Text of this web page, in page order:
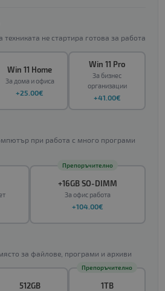
техниката не стартира готова за работа
Win 11 Home
За дома и офиса
+25.00€
Win 11 Pro
За бизнес
организации
+41.00€
при работа с много програми
+16GB SO-DIMM
За офис работа
+104.00€
Препоръчително
за файлове, програми и архиви
512GB 1TB
Препоръчително